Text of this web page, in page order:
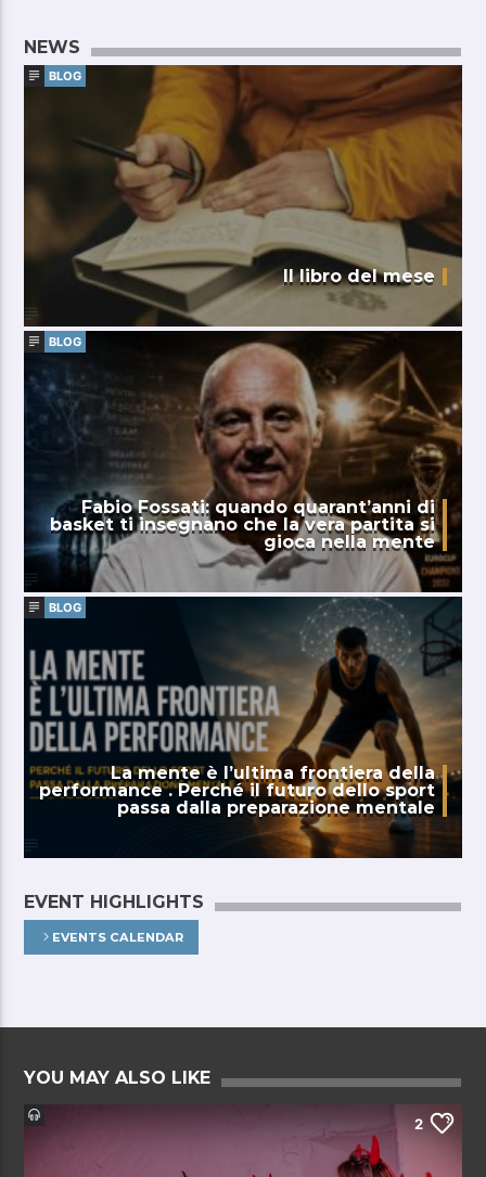
NEWS
BLOG
Il libro del mese
BLOG
Fabio Fossati: quando quarant’anni di
basket ti insegnano che la vera partita si
gioca nella mente
BLOG
La mente è l’ultima frontiera della
performance . Perché il futuro dello sport
passa dalla preparazione mentale
EVENT HIGHLIGHTS
EVENTS CALENDAR
YOU MAY ALSO LIKE
2